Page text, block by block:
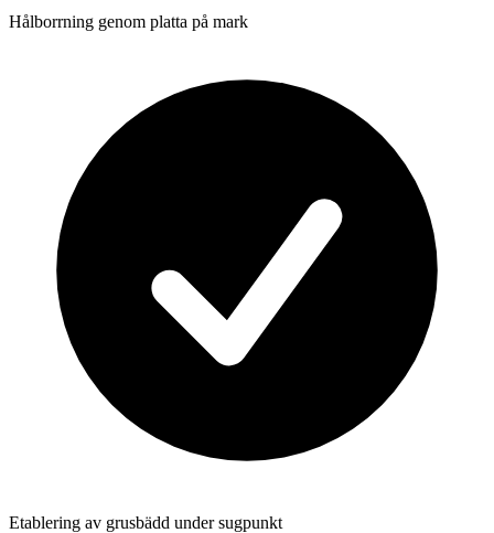
Hålborrning genom platta på mark
Etablering av grusbädd under sugpunkt